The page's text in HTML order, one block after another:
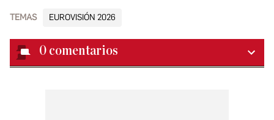
TEMAS EUROVISIÓN 2026
0 comentarios